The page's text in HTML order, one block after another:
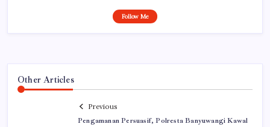
Follow Me
Other Articles
Previous
Pengamanan Persuasif, Polresta Banyuwangi Kawal